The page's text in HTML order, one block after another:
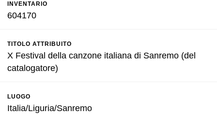
INVENTARIO
604170
TITOLO ATTRIBUITO
X Festival della canzone italiana di Sanremo (del
catalogatore)
LUOGO
Italia/Liguria/Sanremo